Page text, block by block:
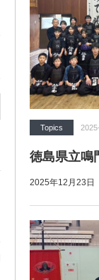
Topics
徳島県立鳴
2025年12月23日